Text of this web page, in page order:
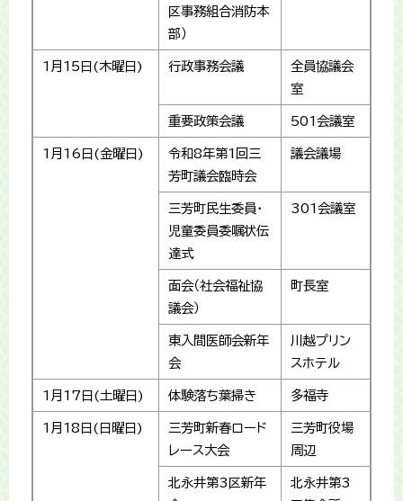
区事務組合消防本
部）
1月15日(木曜日) 行政事務会議
全員協議会
室
重要政策会議 501会議室
1月16日(金曜日)
令和8年第1回三
芳町議会臨時会
議会議場
三芳町民生委員・
児童委員委嘱状伝
達式
301会議室
面会（社会福祉協
議会）
町長室
東入間医師会新年
会
川越プリン
スホテル
1月17日(土曜日) 体験落ち葉掃き 多福寺
1月18日(日曜日)
三芳町新春ロード
レース大会
三芳町役場
周辺
北永井第3区新年
北永井第3